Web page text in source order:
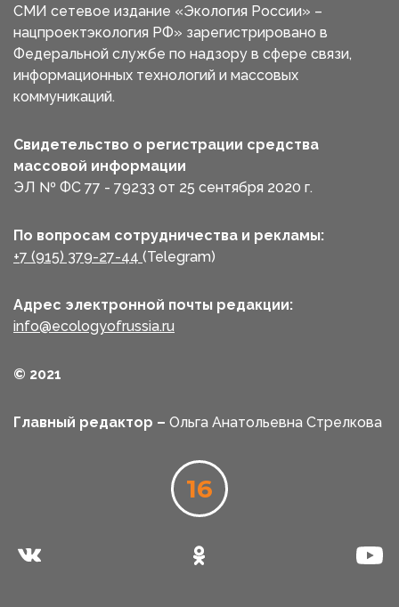
СМИ сетевое издание «Экология России» –
нацпроектэкология РФ» зарегистрировано в
Федеральной службе по надзору в сфере связи,
информационных технологий и массовых
коммуникаций.
Свидетельство о регистрации средства
массовой информации
ЭЛ № ФС 77 - 79233 от 25 сентября 2020 г.
По вопросам сотрудничества и рекламы:
+7 (915) 379-27-44 (Telegram)
Адрес электронной почты редакции:
info@ecologyofrussia.ru
© 2021
Главный редактор – Ольга Анатольевна Стрелкова
16